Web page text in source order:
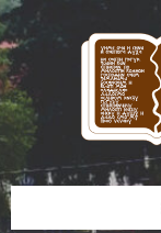
Skip
to
content
Skip
to
left
sidebar
Skip
to
footer